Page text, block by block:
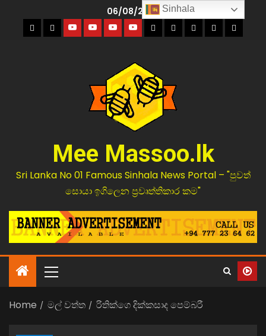
06/08/2026
Mee Massoo.lk
Sri Lanka No 01 Famous Sinhala News Portal – "පුවත්
සොයා ඉගිලෙන ප්‍රවෘත්තිකාර කම"
Home මල් වත්ත රිතික්ගෙ දික්කසාද පෙම්බරී
Sinhala